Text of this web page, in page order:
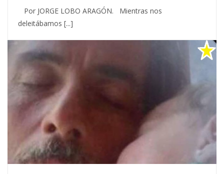
Por JORGE LOBO ARAGÓN. Mientras nos
deleitábamos [...]